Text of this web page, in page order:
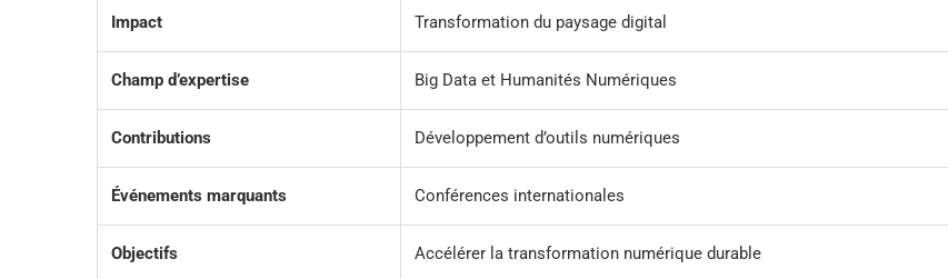
Impact Transformation du paysage digital
Champ d’expertise Big Data et Humanités Numériques
Contributions Développement d’outils numériques
Événements marquants Conférences internationales
Objectifs Accélérer la transformation numérique durable